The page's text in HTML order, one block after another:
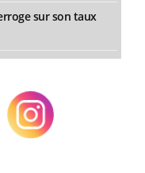
sur son taux